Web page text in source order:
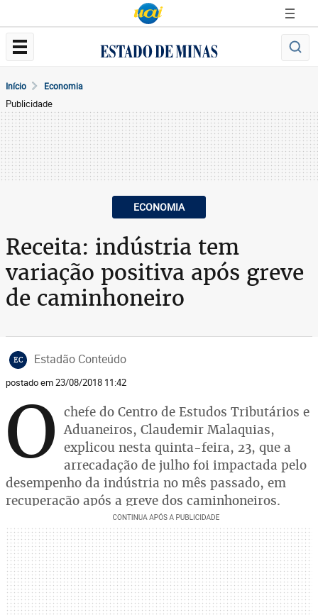
Início Economia
Publicidade
ECONOMIA
Receita: indústria tem
variação positiva após greve
de caminhoneiro
EC Estadão Conteúdo
postado em 23/08/2018 11:42
O chefe do Centro de Estudos Tributários e
Aduaneiros, Claudemir Malaquias,
explicou nesta quinta-feira, 23, que a
arrecadação de julho foi impactada pelo
desempenho da indústria no mês passado, em
recuperação após a greve dos caminhoneiros.